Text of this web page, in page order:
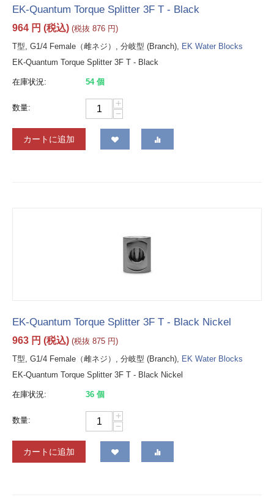
EK-Quantum Torque Splitter 3F T - Black
964 円 (税込) (税抜 876 円)
T型, G1/4 Female（雌ネジ）, 分岐型 (Branch), EK Water Blocks
EK-Quantum Torque Splitter 3F T - Black
在庫状況: 54 個
数量:
+
−
カートに追加
EK-Quantum Torque Splitter 3F T - Black Nickel
963 円 (税込) (税抜 875 円)
T型, G1/4 Female（雌ネジ）, 分岐型 (Branch), EK Water Blocks
EK-Quantum Torque Splitter 3F T - Black Nickel
在庫状況: 36 個
数量:
+
−
カートに追加